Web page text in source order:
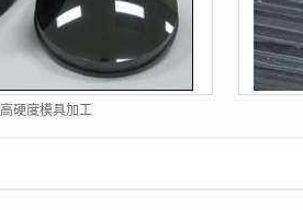
高硬度模具加工